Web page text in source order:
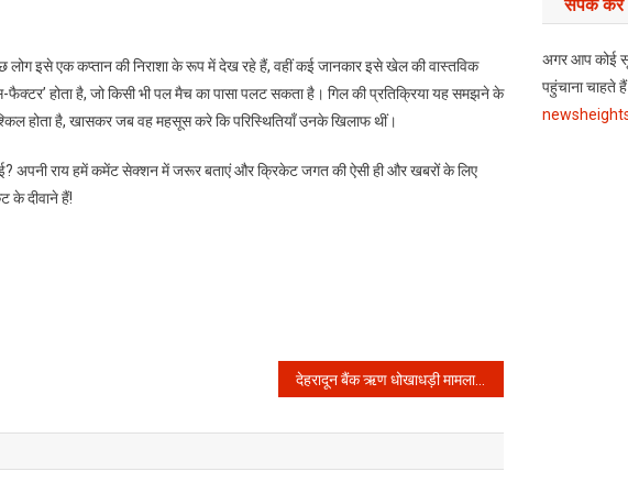
इसे एक कप्तान की निराशा के रूप में देख रहे हैं, वहीं कई जानकार इसे खेल की वास्तविक
होता है, जो किसी भी पल मैच का पासा पलट सकता है। गिल की प्रतिक्रिया यह समझने के
होता है, खासकर जब वह महसूस करे कि परिस्थितियाँ उनके खिलाफ थीं।
अपनी राय हमें कमेंट सेक्शन में जरूर बताएं और क्रिकेट जगत की ऐसी ही और खबरों के लिए
के दीवाने हैं!
देहरादून बैंक ऋण धोखाधड़ी मामला: फर्जी लोन बांटने वाले बैंक मैनेजर समेत 14 को मिली कड़ी सजा, कोर्ट ने सुनाया बड़ा फैसला
संपर्क करें
अगर आप कोई
पहुंचाना चाहते